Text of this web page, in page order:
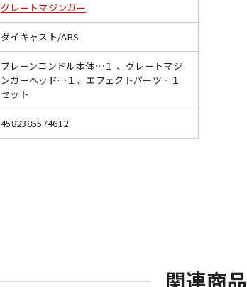
グレートマジンガー
ダイキャスト/ABS
ブレーンコンドル本体…１ 、グレートマジ
ンガーヘッド…１、エフェクトパーツ…１
セット
4582385574612
関連商品